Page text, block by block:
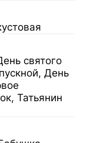
святого
День
Татьянин